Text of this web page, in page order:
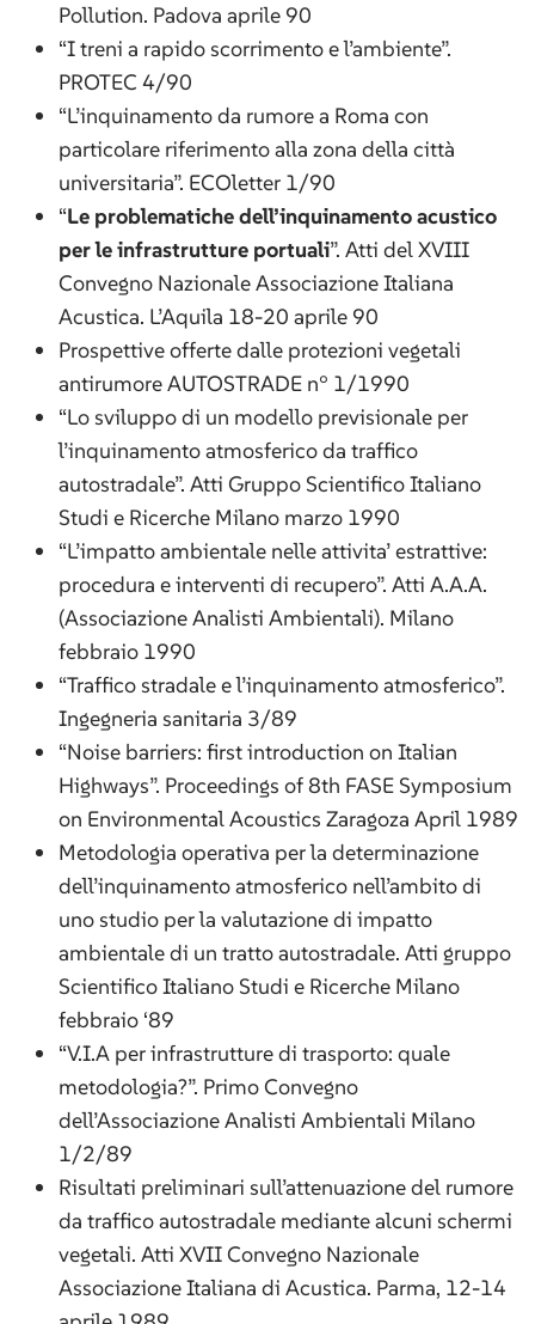
Pollution. Padova aprile 90
“I treni a rapido scorrimento e l’ambiente”.
PROTEC 4/90
“L’inquinamento da rumore a Roma con
particolare riferimento alla zona della città
universitaria”. ECOletter 1/90
“Le problematiche dell’inquinamento acustico
per le infrastrutture portuali”. Atti del XVIII
Convegno Nazionale Associazione Italiana
Acustica. L’Aquila 18-20 aprile 90
Prospettive offerte dalle protezioni vegetali
antirumore AUTOSTRADE n° 1/1990
“Lo sviluppo di un modello previsionale per
l’inquinamento atmosferico da traffico
autostradale”. Atti Gruppo Scientifico Italiano
Studi e Ricerche Milano marzo 1990
“L’impatto ambientale nelle attivita’ estrattive:
procedura e interventi di recupero”. Atti A.A.A.
(Associazione Analisti Ambientali). Milano
febbraio 1990
“Traffico stradale e l’inquinamento atmosferico”.
Ingegneria sanitaria 3/89
“Noise barriers: first introduction on Italian
Highways”. Proceedings of 8th FASE Symposium
on Environmental Acoustics Zaragoza April 1989
Metodologia operativa per la determinazione
dell’inquinamento atmosferico nell’ambito di
uno studio per la valutazione di impatto
ambientale di un tratto autostradale. Atti gruppo
Scientifico Italiano Studi e Ricerche Milano
febbraio ‘89
“V.I.A per infrastrutture di trasporto: quale
metodologia?”. Primo Convegno
dell’Associazione Analisti Ambientali Milano
1/2/89
Risultati preliminari sull’attenuazione del rumore
da traffico autostradale mediante alcuni schermi
vegetali. Atti XVII Convegno Nazionale
Associazione Italiana di Acustica. Parma, 12-14